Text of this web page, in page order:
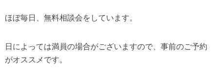
ほぼ毎日、無料相談会をしています。
日によっては満員の場合がございますので、事前のご予約
がオススメです。